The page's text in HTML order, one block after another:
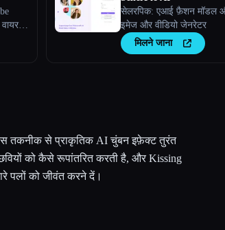
और
सेलरपिक: एआई फ़ैशन मॉडल
इमेज और वीडियो जेनरेटर
मिलने जाना
तकनीक से प्राकृतिक AI चुंबन इफ़ेक्ट तुरंत
को कैसे रूपांतरित करती है, और Kissing
पलों को जीवंत करने दें।